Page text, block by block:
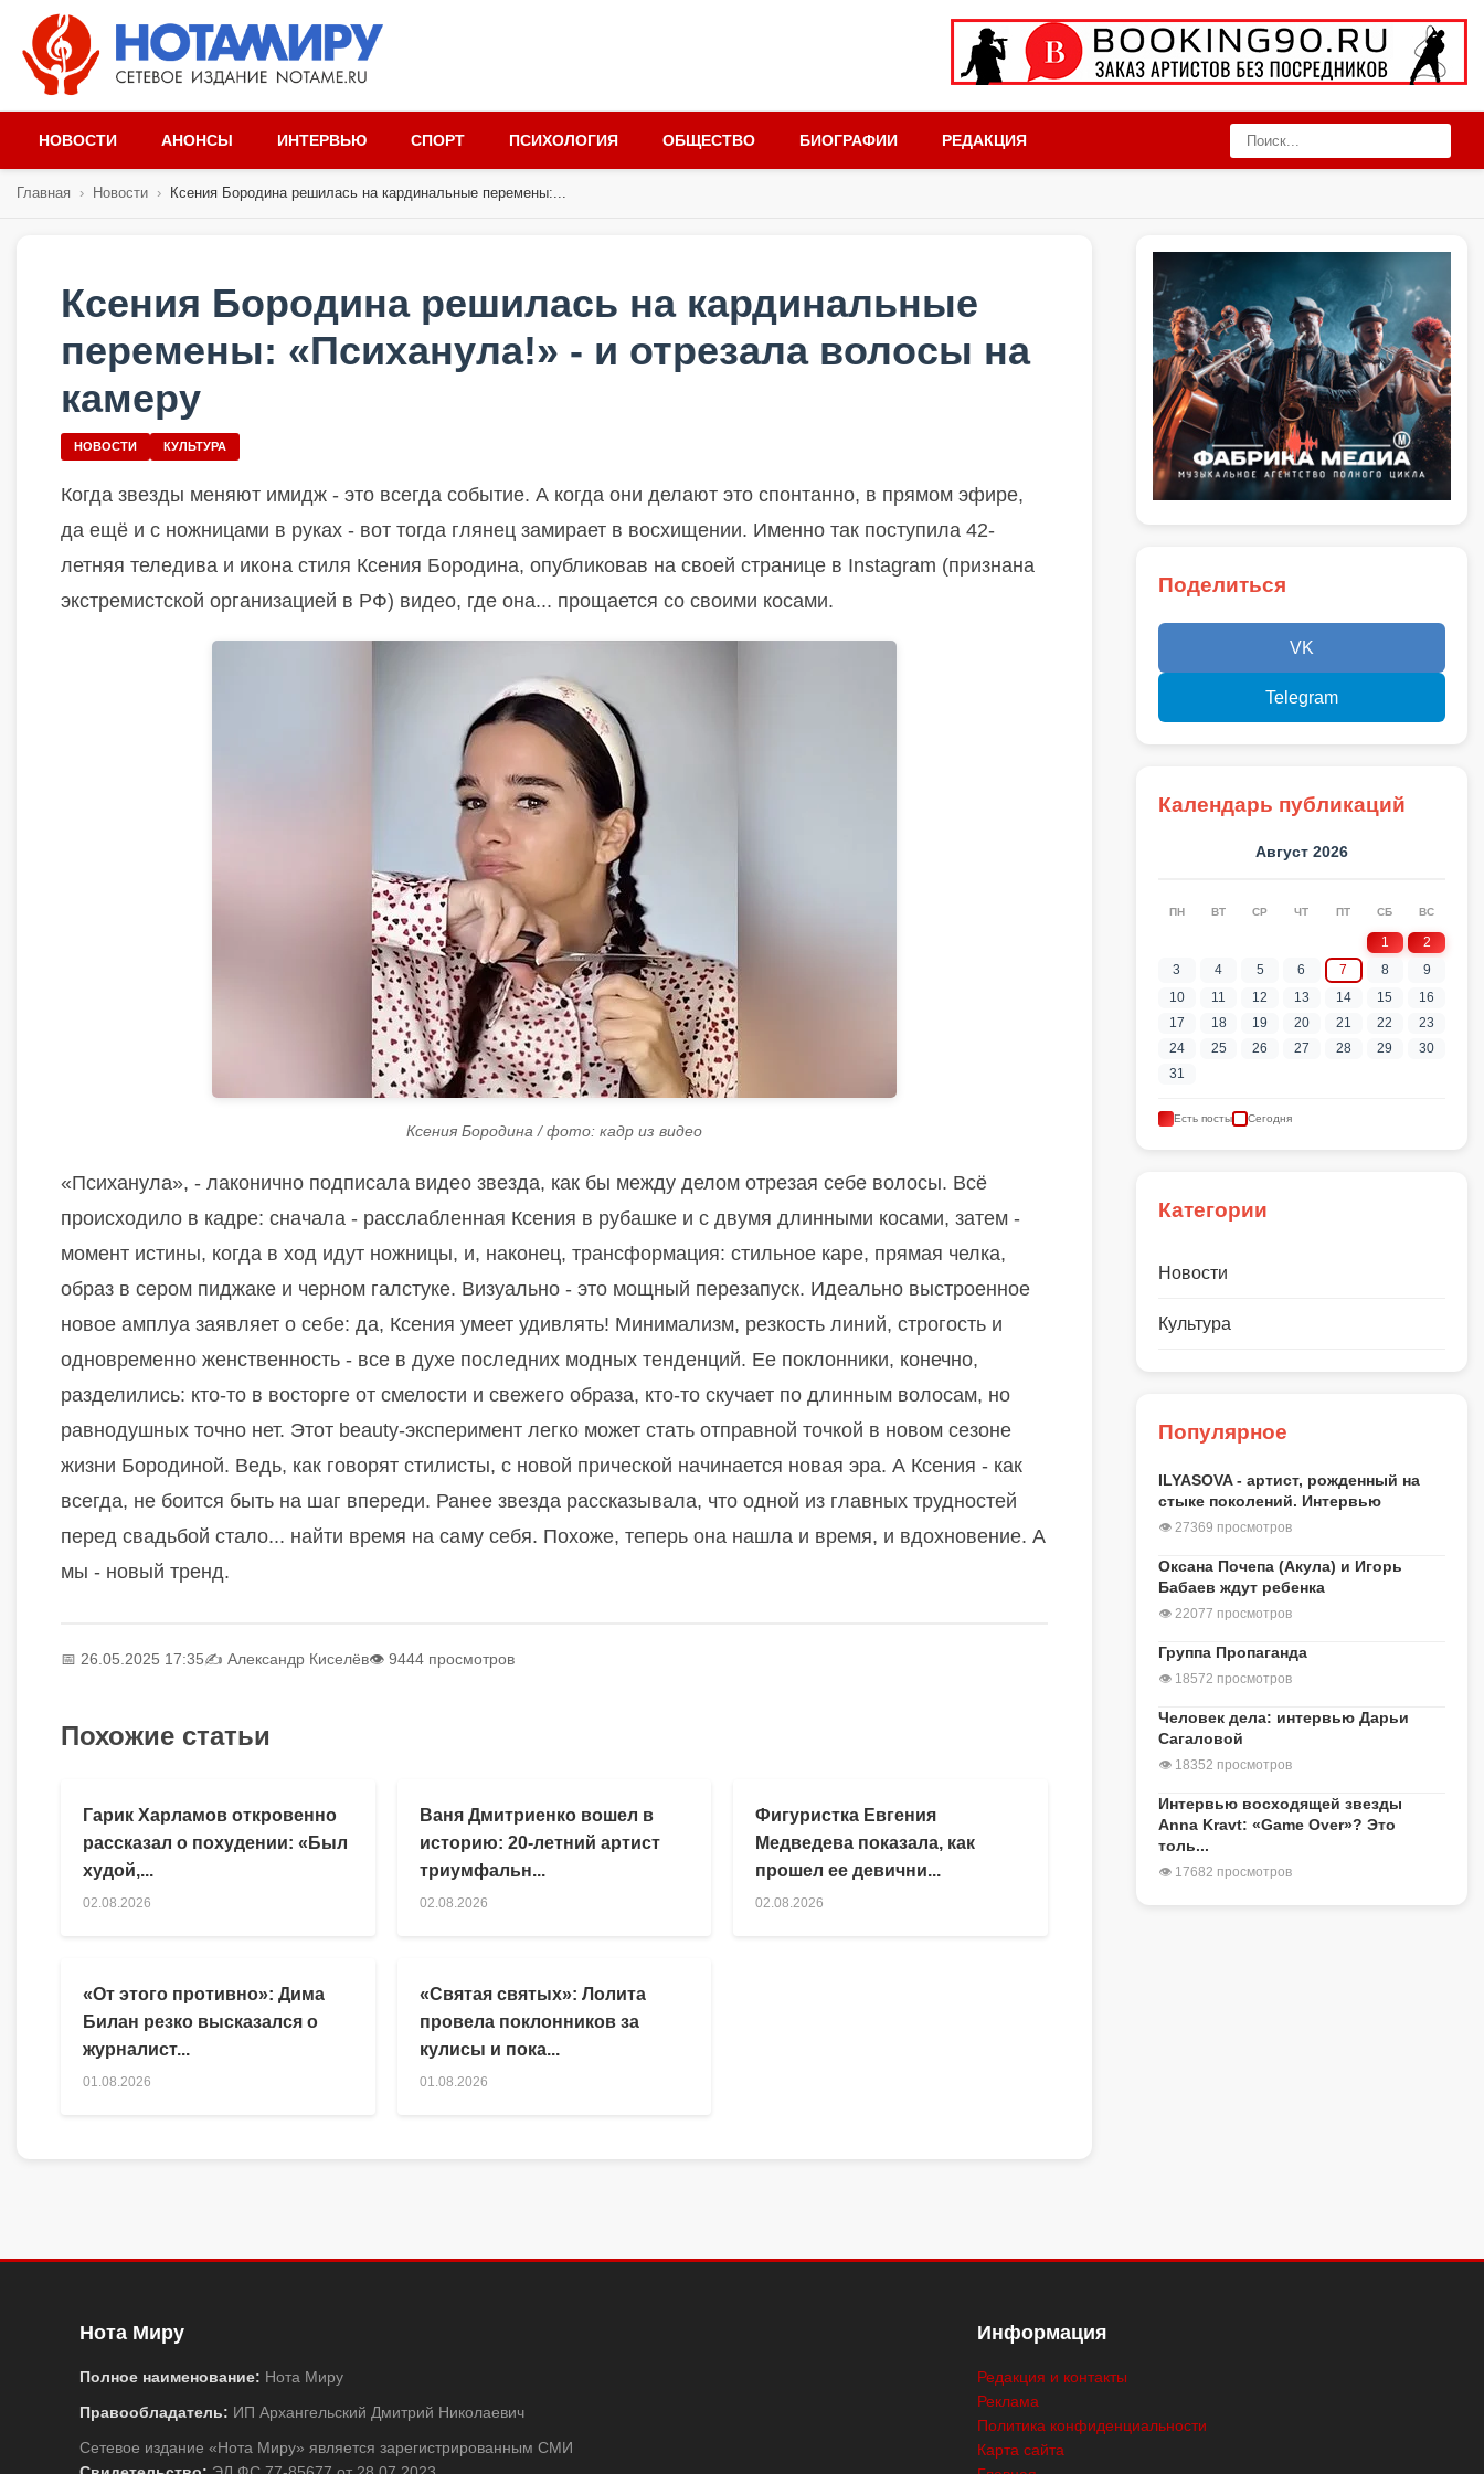
НОВОСТИ АНОНСЫ ИНТЕРВЬЮ СПОРТ ПСИХОЛОГИЯ ОБЩЕСТВО БИОГРАФИИ РЕДАКЦИЯ
Главная › Новости › Ксения Бородина решилась на кардинальные перемены:...
Ксения Бородина решилась на кардинальные
перемены: «Психанула!» - и отрезала волосы на
камеру
НОВОСТИ КУЛЬТУРА
Когда звезды меняют имидж - это всегда событие. А когда они делают это спонтанно, в прямом эфире,
да ещё и с ножницами в руках - вот тогда глянец замирает в восхищении. Именно так поступила 42-
летняя теледива и икона стиля Ксения Бородина, опубликовав на своей странице в Instagram (признана
экстремистской организацией в РФ) видео, где она... прощается со своими косами.
Ксения Бородина / фото: кадр из видео
«Психанула», - лаконично подписала видео звезда, как бы между делом отрезая себе волосы. Всё
происходило в кадре: сначала - расслабленная Ксения в рубашке и с двумя длинными косами, затем -
момент истины, когда в ход идут ножницы, и, наконец, трансформация: стильное каре, прямая челка,
образ в сером пиджаке и черном галстуке. Визуально - это мощный перезапуск. Идеально выстроенное
новое амплуа заявляет о себе: да, Ксения умеет удивлять! Минимализм, резкость линий, строгость и
одновременно женственность - все в духе последних модных тенденций. Ее поклонники, конечно,
разделились: кто-то в восторге от смелости и свежего образа, кто-то скучает по длинным волосам, но
равнодушных точно нет. Этот beauty-эксперимент легко может стать отправной точкой в новом сезоне
жизни Бородиной. Ведь, как говорят стилисты, с новой прической начинается новая эра. А Ксения - как
всегда, не боится быть на шаг впереди. Ранее звезда рассказывала, что одной из главных трудностей
перед свадьбой стало... найти время на саму себя. Похоже, теперь она нашла и время, и вдохновение. А
мы - новый тренд.
📅 26.05.2025 17:35✍️ Александр Киселёв👁 9444 просмотров
Похожие статьи
Гарик Харламов откровенно
рассказал о похудении: «Был
худой,...
02.08.2026
Ваня Дмитриенко вошел в
историю: 20-летний артист
триумфальн...
02.08.2026
Фигуристка Евгения
Медведева показала, как
прошел ее девични...
02.08.2026
«От этого противно»: Дима
Билан резко высказался о
журналист...
01.08.2026
«Святая святых»: Лолита
провела поклонников за
кулисы и пока...
01.08.2026
Поделиться
VK
Telegram
Календарь публикаций
Август 2026
ПН ВТ СР ЧТ ПТ СБ ВС
1
2
3
4 5 6 7 8
9
10
11 12 13 14 15
16
17
18 19 20 21 22
23
24
25 26 27 28 29
30
31
Есть посты Сегодня
Категории
Новости
Культура
Популярное
ILYASOVA - артист, рожденный на
стыке поколений. Интервью
👁 27369 просмотров
Оксана Почепа (Акула) и Игорь
Бабаев ждут ребенка
👁 22077 просмотров
Группа Пропаганда
👁 18572 просмотров
Человек дела: интервью Дарьи
Сагаловой
👁 18352 просмотров
Интервью восходящей звезды
Anna Kravt: «Game Over»? Это
толь...
👁 17682 просмотров
Нота Миру
Полное наименование: Нота Миру
Правообладатель: ИП Архангельский Дмитрий Николаевич
Сетевое издание «Нота Миру» является зарегистрированным СМИ
Информация
Редакция и контакты
Реклама
Политика конфиденциальности
Карта сайта